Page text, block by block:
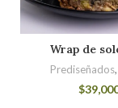
Wrap de
Prediseñados,
$